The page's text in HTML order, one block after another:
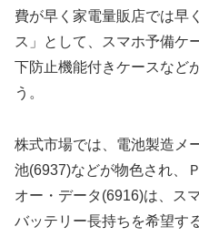
費が早く家電量販店では早
ス」として、スマホ予備ケ
下防止機能付きケースなど
う。
株式市場では、電池製造メ
池(6937)などが物色され、
オー・データ(6916)は、ス
バッテリー長持ちを希望す